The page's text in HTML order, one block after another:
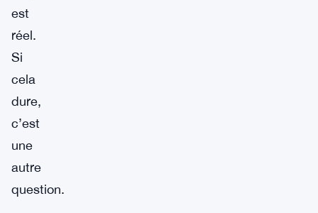
est
réel.
Si
cela
dure,
c’est
une
autre
question.